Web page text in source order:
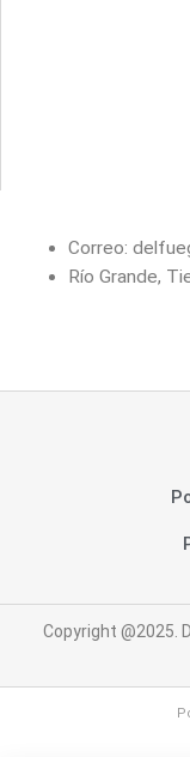
Correo:
Río Grande,
Copyright @2025.